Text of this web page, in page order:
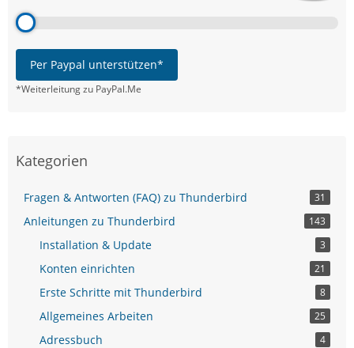
Per Paypal unterstützen*
*Weiterleitung zu PayPal.Me
Kategorien
Fragen & Antworten (FAQ) zu Thunderbird 31
Anleitungen zu Thunderbird 143
Installation & Update 3
Konten einrichten 21
Erste Schritte mit Thunderbird 8
Allgemeines Arbeiten 25
Adressbuch 4